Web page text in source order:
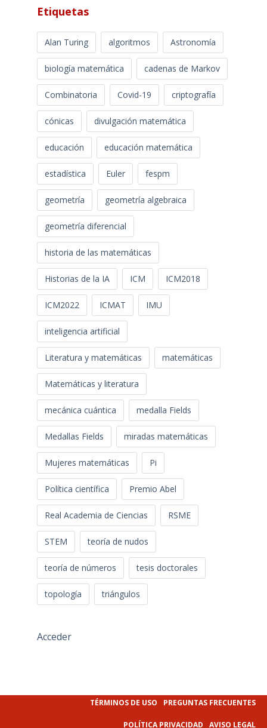
Etiquetas
Alan Turing algoritmos Astronomía
biología matemática cadenas de Markov
Combinatoria Covid-19 criptografía
cónicas divulgación matemática
educación educación matemática
estadística Euler fespm
geometría geometría algebraica
geometría diferencial
historia de las matemáticas
Historias de la IA ICM ICM2018
ICM2022 ICMAT IMU
inteligencia artificial
Literatura y matemáticas matemáticas
Matemáticas y literatura
mecánica cuántica medalla Fields
Medallas Fields miradas matemáticas
Mujeres matemáticas Pi
Política científica Premio Abel
Real Academia de Ciencias RSME
STEM teoría de nudos
teoría de números tesis doctorales
topología triángulos
Acceder
TÉRMINOS DE USO PREGUNTAS FRECUENTES
POLÍTICA PRIVACIDAD AVISO LEGAL